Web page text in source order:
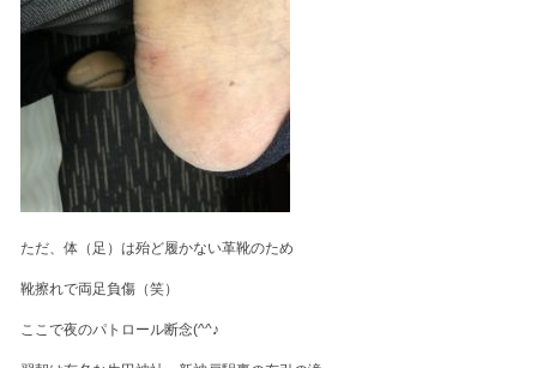
ただ、体（足）は殆ど履かない革靴のため
靴擦れで両足負傷（笑）
ここで夜のパトロール断念(^^♪